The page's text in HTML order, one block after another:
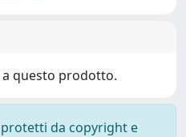
questo prodotto.
da copyright e